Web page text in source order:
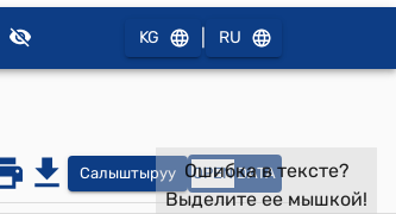
KG RU
Салыштыруу OPEN DATA
Ошибка в тексте?
Выделите ее мышкой!